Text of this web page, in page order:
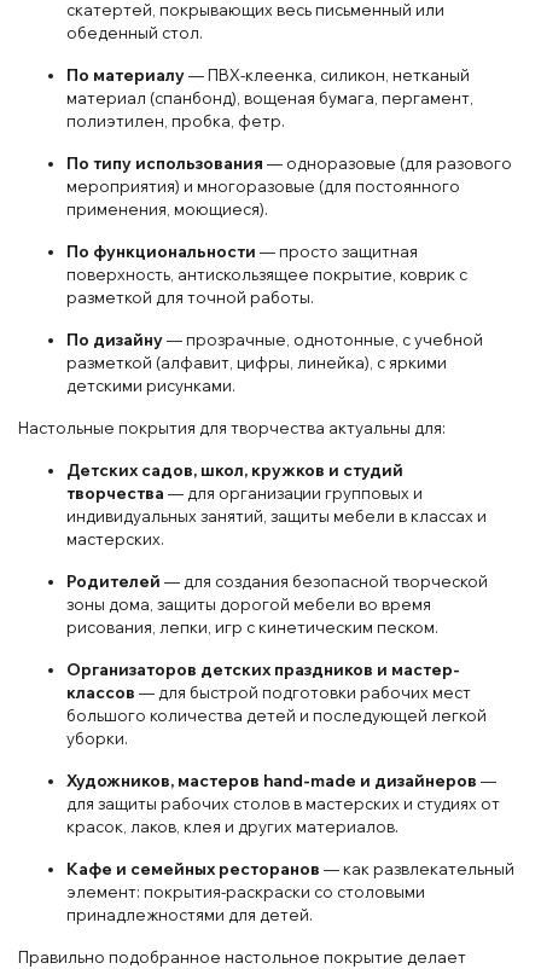
скатертей, покрывающих весь письменный или
обеденный стол.
По материалу— ПВХ-клеенка, силикон, нетканый
материал (спанбонд), вощеная бумага, пергамент,
полиэтилен, пробка, фетр.
По типу использования — одноразовые (для разового
мероприятия) и многоразовые (для постоянного
применения, моющиеся).
По функциональности — просто защитная
поверхность, антискользящее покрытие, коврик с
разметкой для точной работы.
По дизайну— прозрачные, однотонные, с учебной
разметкой (алфавит, цифры, линейка), с яркими
детскими рисунками.
Настольные покрытия для творчества актуальны для:
Детских садов, школ, кружков и студий
творчества — для организации групповых и
индивидуальных занятий, защиты мебели в классах и
мастерских.
Родителей — для создания безопасной творческой
зоны дома, защиты дорогой мебели во время
рисования, лепки, игр с кинетическим песком.
Организаторов детских праздников и мастер-
классов — для быстрой подготовки рабочих мест
большого количества детей и последующей легкой
уборки.
Художников, мастеров hand-made и дизайнеров —
для защиты рабочих столов в мастерских и студиях от
красок, лаков, клея и других материалов.
Кафе и семейных ресторанов — как развлекательный
элемент: покрытия-раскраски со столовыми
принадлежностями для детей.
Правильно подобранное настольное покрытие делает